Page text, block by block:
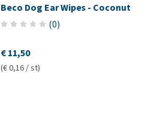
Beco Dog Ear Wipes - Coconut
(0)
€ 11,50
(€ 0,16 / st)